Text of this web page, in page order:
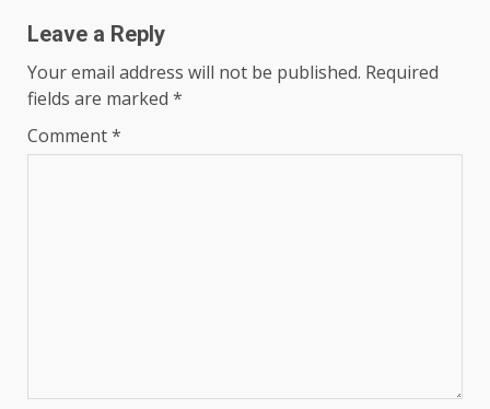
Leave a Reply
Your email address will not be published. Required
fields are marked *
Comment*